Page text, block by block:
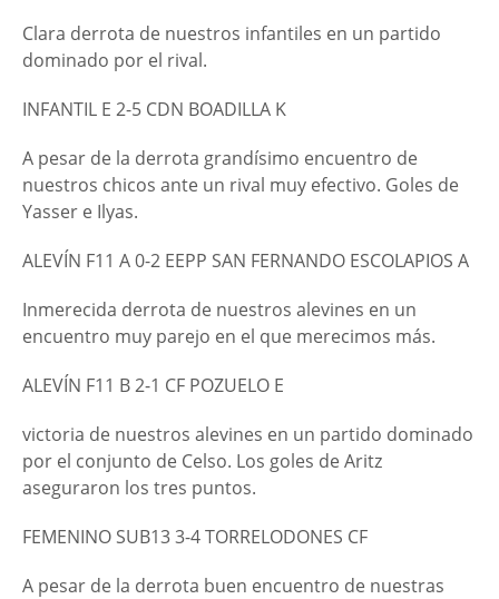
Clara derrota de nuestros infantiles en un partido
dominado por el rival.
INFANTIL E 2-5 CDN BOADILLA K
A pesar de la derrota grandísimo encuentro de
nuestros chicos ante un rival muy efectivo. Goles de
Yasser e Ilyas.
ALEVÍN F11 A 0-2 EEPP SAN FERNANDO ESCOLAPIOS A
Inmerecida derrota de nuestros alevines en un
encuentro muy parejo en el que merecimos más.
ALEVÍN F11 B 2-1 CF POZUELO E
victoria de nuestros alevines en un partido dominado
por el conjunto de Celso. Los goles de Aritz
aseguraron los tres puntos.
FEMENINO SUB13 3-4 TORRELODONES CF
A pesar de la derrota buen encuentro de nuestras